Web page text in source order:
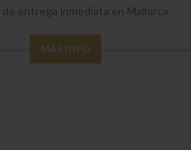
de entrega inmediata en Mallorca.
MÁS INFO